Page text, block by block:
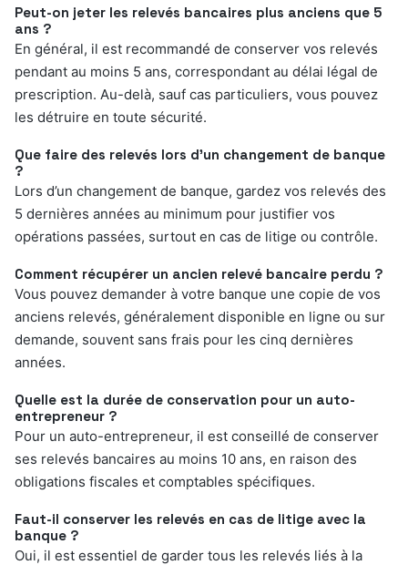
Peut-on jeter les relevés bancaires plus anciens que 5
ans ?
En général, il est recommandé de conserver vos relevés
pendant au moins 5 ans, correspondant au délai légal de
prescription. Au-delà, sauf cas particuliers, vous pouvez
les détruire en toute sécurité.
Que faire des relevés lors d’un changement de banque
?
Lors d’un changement de banque, gardez vos relevés des
5 dernières années au minimum pour justifier vos
opérations passées, surtout en cas de litige ou contrôle.
Comment récupérer un ancien relevé bancaire perdu ?
Vous pouvez demander à votre banque une copie de vos
anciens relevés, généralement disponible en ligne ou sur
demande, souvent sans frais pour les cinq dernières
années.
Quelle est la durée de conservation pour un auto-
entrepreneur ?
Pour un auto-entrepreneur, il est conseillé de conserver
ses relevés bancaires au moins 10 ans, en raison des
obligations fiscales et comptables spécifiques.
Faut-il conserver les relevés en cas de litige avec la
banque ?
Oui, il est essentiel de garder tous les relevés liés à la